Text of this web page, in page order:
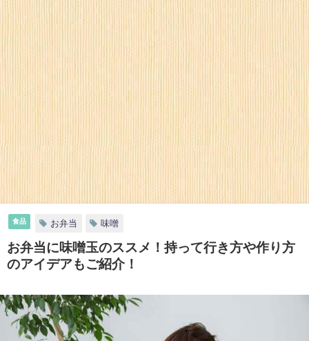
食品 お弁当 味噌
お弁当に味噌玉のススメ！持って行き方や作り方
のアイデアもご紹介！